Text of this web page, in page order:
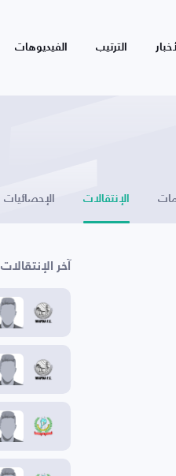
الترتيب الفيديوهات
الإنتقالات الإحصائيات
آخر الإنتقالات